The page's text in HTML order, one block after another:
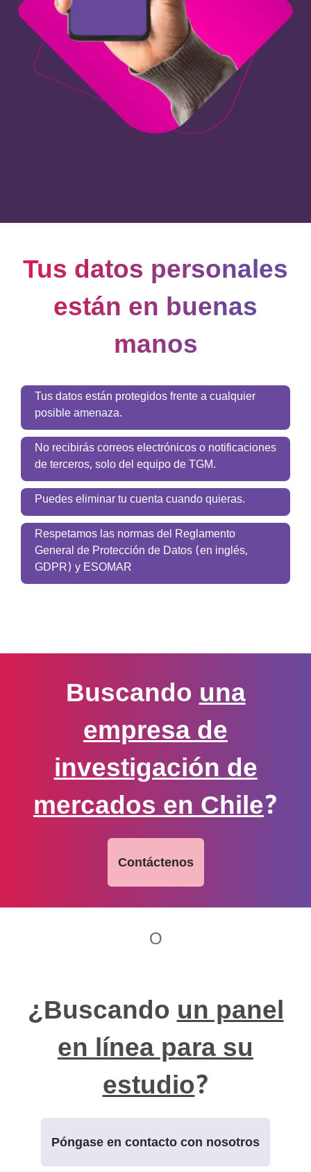
Tus datos personales
están en buenas
manos
Tus datos están protegidos frente a cualquier
posible amenaza.
No recibirás correos electrónicos o notificaciones
de terceros, solo del equipo de TGM.
Puedes eliminar tu cuenta cuando quieras.
Respetamos las normas del Reglamento
General de Protección de Datos (en inglés,
GDPR) y ESOMAR
Buscandouna
empresa de
investigación de
mercados en Chile?
Contáctenos
O
¿Buscandoun panel
en línea para su
estudio?
Póngase en contacto con nosotros